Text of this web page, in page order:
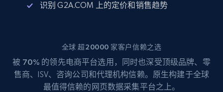
识别 G2A.COM 上的定价和销售趋势
全球 超20000 家客户信赖之选
被 70% 的领先电商平台选用，同时也深受顶级品牌、零
售商、ISV、咨询公司和代理机构信赖。原生构建于全球
最值得信赖的网页数据采集平台之上。